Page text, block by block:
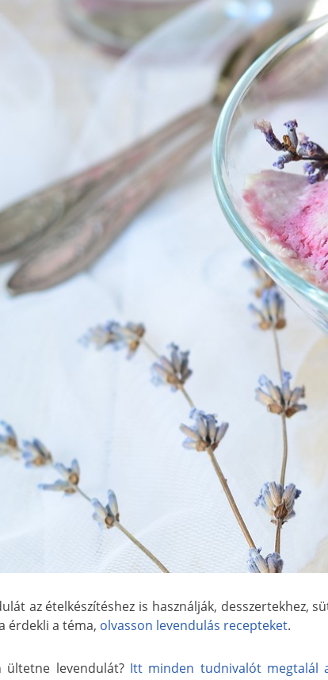
az ételkészítéshez is használják, desszertekhez,
érdekli a téma, olvasson levendulás recepteket.
ültetne levendulát? Itt minden tudnivalót megtalál